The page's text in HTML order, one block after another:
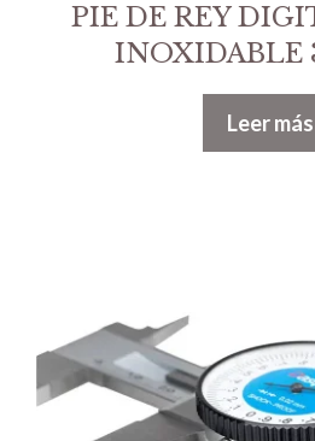
PIE DE REY
INOXIDABLE
Leer más